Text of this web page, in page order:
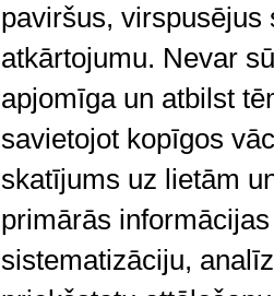
paviršus,
atkārtojumu. Nevar
apjomīga un atbilst
savietojot kopīgos
skatījums uz lietām
primārās
sistematizāciju,